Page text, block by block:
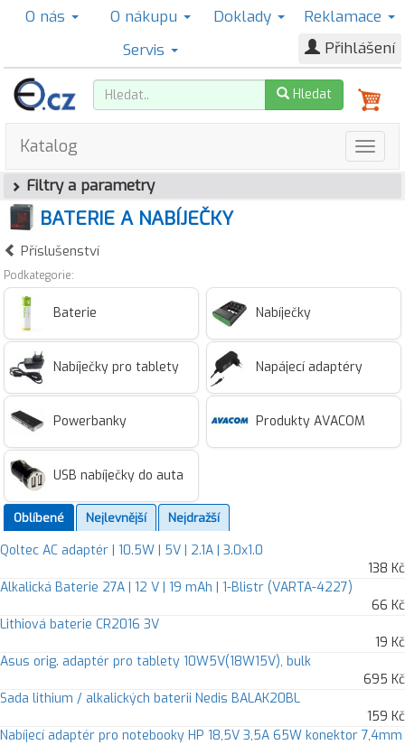
O nás O nákupu Doklady
Reklamace
Servis
Přihlášení
Hledat
Katalog
Filtry a parametry
BATERIE A NABÍJEČKY
Příslušenství
Podkategorie:
Baterie Nabíječky
Nabíječky pro tablety Napájecí adaptéry
Powerbanky Produkty AVACOM
USB nabíječky do auta
Oblíbené Nejlevnější Nejdražší
Qoltec AC adaptér | 10.5W | 5V | 2.1A | 3.0x1.0
138 Kč
Alkalická Baterie 27A | 12 V | 19 mAh | 1-Blistr (VARTA-4227)
66 Kč
Lithiová baterie CR2016 3V
19 Kč
Asus orig. adaptér pro tablety 10W5V(18W15V), bulk
695 Kč
Sada lithium / alkalických baterii Nedis BALAK20BL
159 Kč
Nabíjecí adaptér pro notebooky HP 18,5V 3,5A 65W konektor 7,4mm